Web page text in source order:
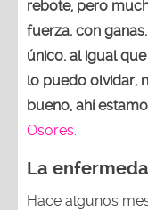
rebote, pero
fuerza, con
único, al igual
lo puedo olvidar,
bueno, ahí
Osores.
La
Hace algunos